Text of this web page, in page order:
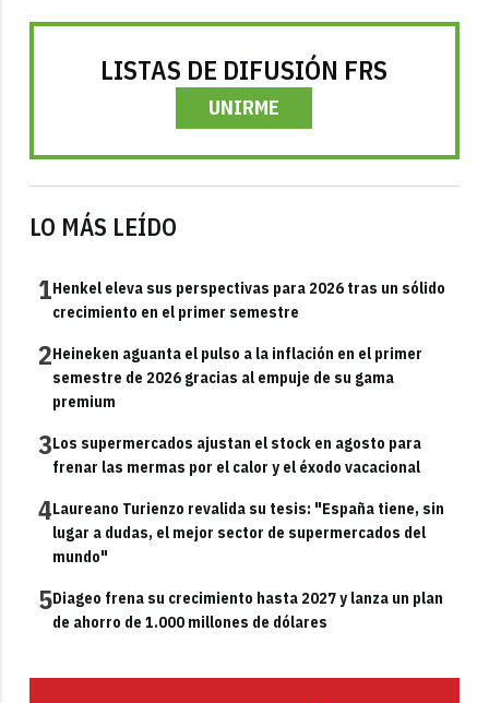
LISTAS DE DIFUSIÓN FRS
UNIRME
LO MÁS LEÍDO
1Henkel eleva sus perspectivas para 2026 tras un sólido
crecimiento en el primer semestre
2Heineken aguanta el pulso a la inflación en el primer
semestre de 2026 gracias al empuje de su gama
premium
3Los supermercados ajustan el stock en agosto para
frenar las mermas por el calor y el éxodo vacacional
4Laureano Turienzo revalida su tesis: "España tiene, sin
lugar a dudas, el mejor sector de supermercados del
mundo"
5Diageo frena su crecimiento hasta 2027 y lanza un plan
de ahorro de 1.000 millones de dólares